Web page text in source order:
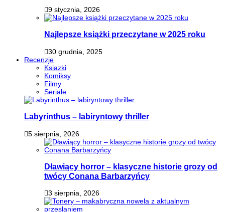
9 stycznia, 2026
Najlepsze książki przeczytane w 2025 roku
30 grudnia, 2025
Recenzje
Ksiazki
Komiksy
Filmy
Seriale
Labyrinthus – labiryntowy thriller
5 sierpnia, 2026
Dławiący horror – klasyczne historie grozy od
twócy Conana Barbarzyńcy
3 sierpnia, 2026